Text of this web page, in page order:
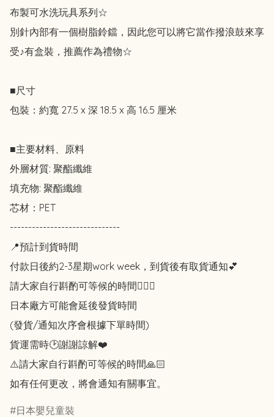
布製可水洗玩具系列☆
別針內部有一個樹脂鈴鐺，因此您可以將它當作撥浪鼓來享
受♪有盒裝，推薦作為禮物☆
■尺寸
包裝：約寬 27.5 x 深 18.5 x 高 16.5 厘米
■主要材料、原料
外層材質: 聚酯纖維
填充物: 聚酯纖維
芯材：PET
------------------------------
📍預計到貨時間
付款日後約2-3星期work week，到貨後有取貨通知💕
請大家自行斟酌可等候的時間🙇🏻‍♀️
日本廠方可能會延後發貨時間
(發貨/通知次序會根據下單時間)
貨運需時🕑謝謝諒解❤️
⚠️請大家自行斟酌可等候的時間🙏🏻
如有任何更改，將會通知有關事宜。
日本嬰兒童裝